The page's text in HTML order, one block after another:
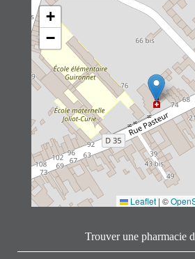
+
−
Leaflet | ©
Trouver une pharmacie